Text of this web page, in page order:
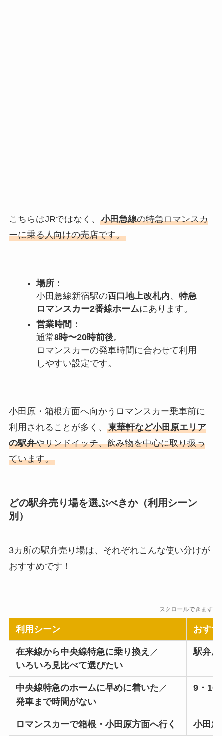
こちらはJRではなく、 小田急線の特急ロマンスカ
ーに乗る人向けの売店です。
場所：
小田急線新宿駅の西口地上改札内、 特急
ロマンスカー2番線ホームにあります。
営業時間：
通常8時〜20時前後。
ロマンスカーの発車時間に合わせて利用
しやすい設定です。
小田原・箱根方面へ向かうロマンスカー乗車前に
利用されることが多く、 東華軒など小田原エリア
の駅弁やサンドイッチ、飲み物を中心に取り扱っ
ています。
どの駅弁売り場を選ぶべきか（利用シーン
別）
3カ所の駅弁売り場は、それぞれこんな使い分けが
おすすめです！
スクロールできます
利用シーン おす
在来線から中央線特急に乗り換え ／
いろいろ見比べて選びたい
駅弁屋
中央線特急のホームに早めに着いた ／
発車まで時間がない
9・10
ロマンスカーで箱根・小田原方面へ行く 小田